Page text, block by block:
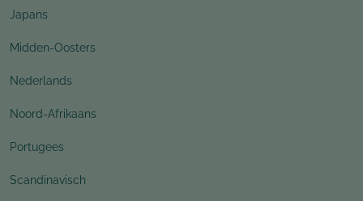
Japans
Midden-Oosters
Nederlands
Noord-Afrikaans
Portugees
Scandinavisch